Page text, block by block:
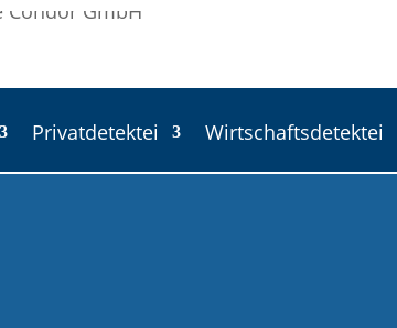
Privatdetektei Wirtschaftsdetektei